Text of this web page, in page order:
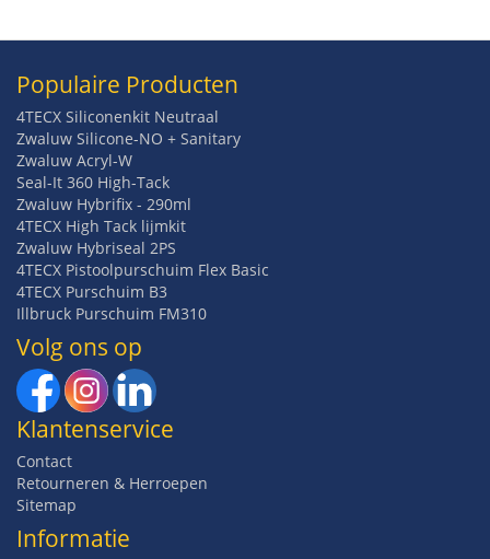
Populaire Producten
4TECX Siliconenkit Neutraal
Zwaluw Silicone-NO + Sanitary
Zwaluw Acryl-W
Seal-It 360 High-Tack
Zwaluw Hybrifix - 290ml
4TECX High Tack lijmkit
Zwaluw Hybriseal 2PS
4TECX Pistoolpurschuim Flex Basic
4TECX Purschuim B3
Illbruck Purschuim FM310
Volg ons op
Klantenservice
Contact
Retourneren & Herroepen
Sitemap
Informatie